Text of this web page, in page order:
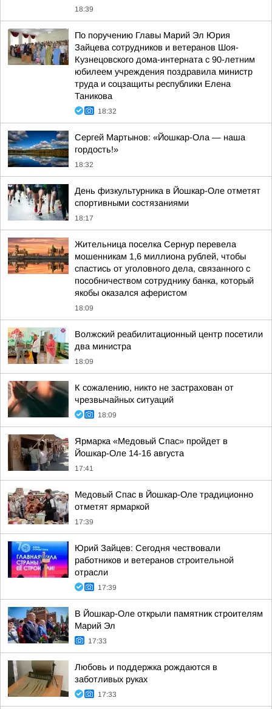
18:39
По поручению Главы Марий Эл Юрия
Зайцева сотрудников и ветеранов Шоя-
Кузнецовского дома-интерната с 90-летним
юбилеем учреждения поздравила министр
труда и соцзащиты республики Елена
Таникова
18:32
Сергей Мартынов: «Йошкар-Ола — наша
гордость!»
18:32
День физкультурника в Йошкар-Оле отметят
спортивными состязаниями
18:17
Жительница поселка Сернур перевела
мошенникам 1,6 миллиона рублей, чтобы
спастись от уголовного дела, связанного с
пособничеством сотруднику банка, который
якобы оказался аферистом
18:09
Волжский реабилитационный центр посетили
два министра
18:09
К сожалению, никто не застрахован от
чрезвычайных ситуаций
18:09
Ярмарка «Медовый Спас» пройдет в
Йошкар-Оле 14-16 августа
17:41
Медовый Спас в Йошкар-Оле традиционно
отметят ярмаркой
17:39
Юрий Зайцев: Сегодня чествовали
работников и ветеранов строительной
отрасли
17:39
В Йошкар-Оле открыли памятник строителям
Марий Эл
17:33
Любовь и поддержка рождаются в
заботливых руках
17:33